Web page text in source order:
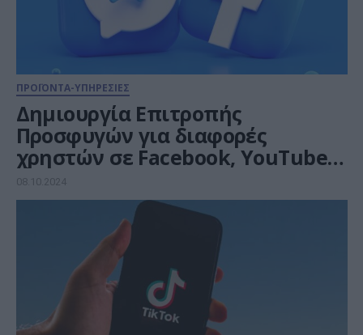
ΠΡΟΪΟΝΤΑ-ΥΠΗΡΕΣΙΕΣ
Δημιουργία Επιτροπής
Προσφυγών για διαφορές
χρηστών σε Facebook, YouTube
και TikTok
08.10.2024